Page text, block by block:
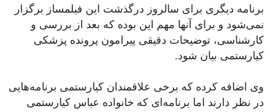
برنامه دیگری برای سالروز درگذشت این فیلمساز برگزار
نمی‌شود و برای آنها مهم این بوده که بعد از بررسی و
کارشناسی، توضیحات دقیقی پیرامون پرونده پزشکی
کیارستمی بیان شود.
وی اضافه کرده که برخی علاقمندان کیارستمی برنامه‌هایی
در نظر دارند اما برنامه‌ای که خانواده عباس کیارستمی